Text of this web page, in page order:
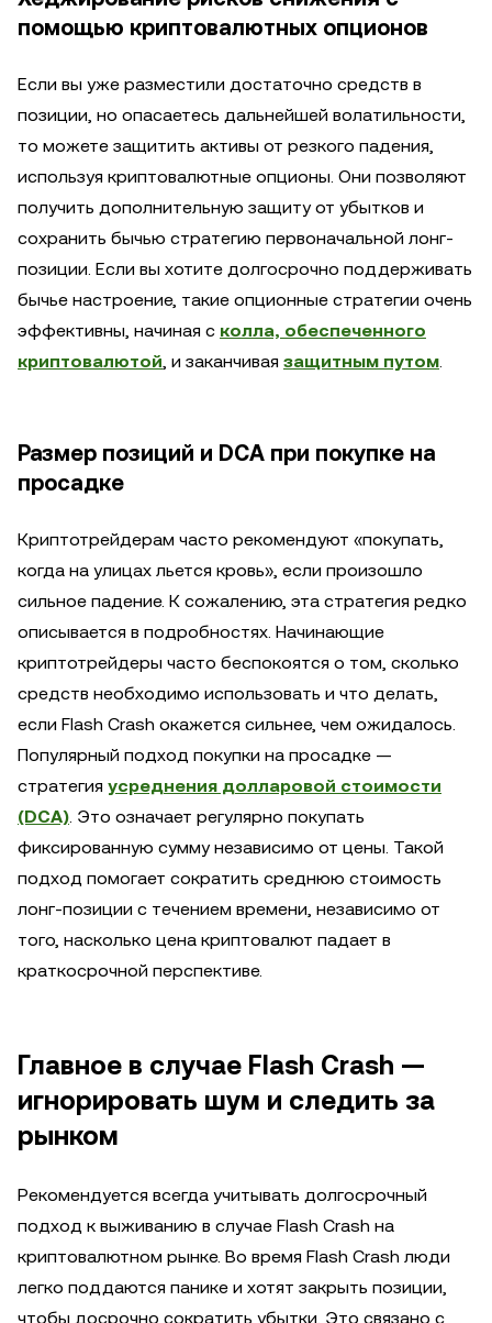
помощью криптовалютных опционов
Если вы уже разместили достаточно средств в
позиции, но опасаетесь дальнейшей волатильности,
то можете защитить активы от резкого падения,
используя криптовалютные опционы. Они позволяют
получить дополнительную защиту от убытков и
сохранить бычью стратегию первоначальной лонг-
позиции. Если вы хотите долгосрочно поддерживать
бычье настроение, такие опционные стратегии очень
эффективны, начиная с колла, обеспеченного
криптовалютой, и заканчивая защитным путом.
Размер позиций и DCA при покупке на
просадке
Криптотрейдерам часто рекомендуют «покупать,
когда на улицах льется кровь», если произошло
сильное падение. К сожалению, эта стратегия редко
описывается в подробностях. Начинающие
криптотрейдеры часто беспокоятся о том, сколько
средств необходимо использовать и что делать,
если Flash Crash окажется сильнее, чем ожидалось.
Популярный подход покупки на просадке —
стратегия усреднения долларовой стоимости
(DCA). Это означает регулярно покупать
фиксированную сумму независимо от цены. Такой
подход помогает сократить среднюю стоимость
лонг-позиции с течением времени, независимо от
того, насколько цена криптовалют падает в
краткосрочной перспективе.
Главное в случае Flash Crash —
игнорировать шум и следить за
рынком
Рекомендуется всегда учитывать долгосрочный
подход к выживанию в случае Flash Crash на
криптовалютном рынке. Во время Flash Crash люди
легко поддаются панике и хотят закрыть позиции,
чтобы досрочно сократить убытки. Это связано с